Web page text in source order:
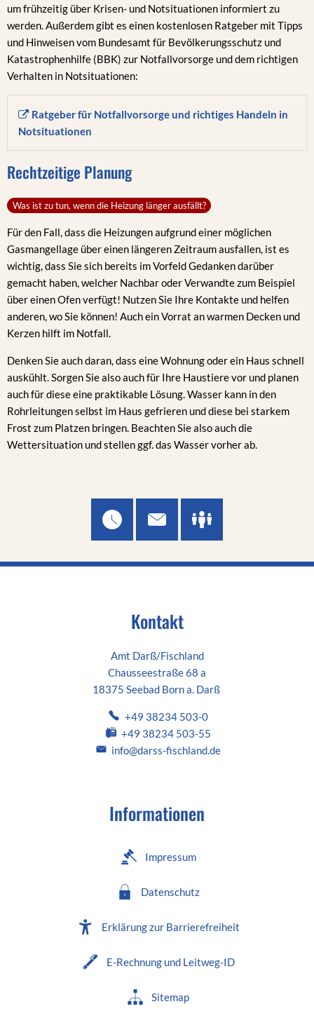
um frühzeitig über Krisen- und Notsituationen informiert zu
werden. Außerdem gibt es einen kostenlosen Ratgeber mit Tipps
und Hinweisen vom Bundesamt für Bevölkerungsschutz und
Katastrophenhilfe (BBK) zur Notfallvorsorge und dem richtigen
Verhalten in Notsituationen:
Ratgeber für Notfallvorsorge und richtiges Handeln in
Notsituationen
Rechtzeitige Planung
Was ist zu tun, wenn die Heizung länger ausfällt?
Für den Fall, dass die Heizungen aufgrund einer möglichen
Gasmangellage über einen längeren Zeitraum ausfallen, ist es
wichtig, dass Sie sich bereits im Vorfeld Gedanken darüber
gemacht haben, welcher Nachbar oder Verwandte zum Beispiel
über einen Ofen verfügt! Nutzen Sie Ihre Kontakte und helfen
anderen, wo Sie können! Auch ein Vorrat an warmen Decken und
Kerzen hilft im Notfall.
Denken Sie auch daran, dass eine Wohnung oder ein Haus schnell
auskühlt. Sorgen Sie also auch für Ihre Haustiere vor und planen
auch für diese eine praktikable Lösung. Wasser kann in den
Rohrleitungen selbst im Haus gefrieren und diese bei starkem
Frost zum Platzen bringen. Beachten Sie also auch die
Wettersituation und stellen ggf. das Wasser vorher ab.
Kontakt
Amt Darß/Fischland
Chausseestraße 68 a
18375 Seebad Born a. Darß
+49 38234 503-0
+49 38234 503-55
info@darss-fischland.de
Informationen
Impressum
Datenschutz
Erklärung zur Barrierefreiheit
E-Rechnung und Leitweg-ID
Sitemap